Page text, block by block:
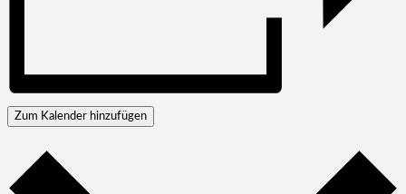
Zum Kalender hinzufügen